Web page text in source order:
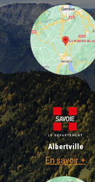
Albertville
En savoir +